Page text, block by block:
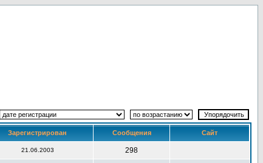
Зарегистрирован Сообщения Сайт
21.06.2003 298